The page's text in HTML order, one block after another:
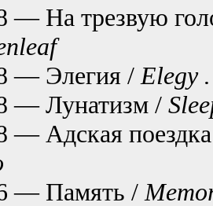
— На трезвую
— Элегия /Elegy
— Лунатизм /
— Адская
— Память /